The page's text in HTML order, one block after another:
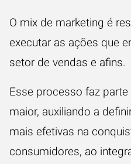
O mix de marketing é
executar as ações que
setor de vendas e afins.
Esse processo faz
maior, auxiliando a
mais efetivas na
consumidores, ao